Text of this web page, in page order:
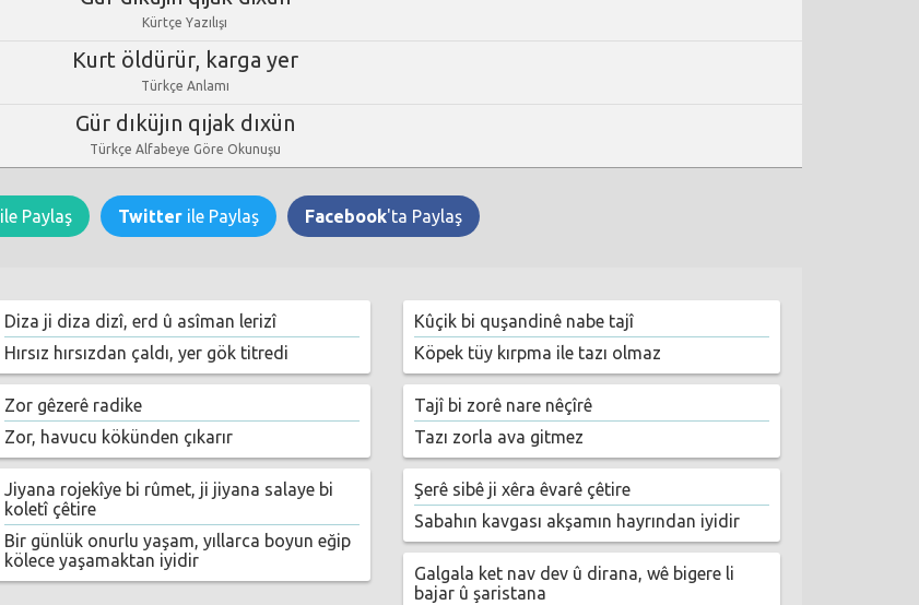
Kürtçe Yazılışı
Kurt öldürür, karga yer
Türkçe Anlamı
Gür dıküjın qıjak dıxün
Türkçe Alfabeye Göre Okunuşu
ile Paylaş Twitterile Paylaş Facebook'ta Paylaş
Diza ji diza dizî, erd û asîman lerizî
Hırsız hırsızdan çaldı, yer gök titredi
Kûçik bi quşandinê nabe tajî
Köpek tüy kırpma ile tazı olmaz
Zor gêzerê radike
Zor, havucu kökünden çıkarır
Tajî bi zorê nare nêçîrê
Tazı zorla ava gitmez
‎Jiyana rojekîye bi rûmet, ji jiyana salaye bi
koletî çêtire
Bir günlük onurlu yaşam, yıllarca boyun eğip
kölece yaşamaktan iyidir
Şerê sibê ji xêra êvarê çêtire
Sabahın kavgası akşamın hayrından iyidir
Galgala ket nav dev û dirana, wê bigere li
bajar û şaristana